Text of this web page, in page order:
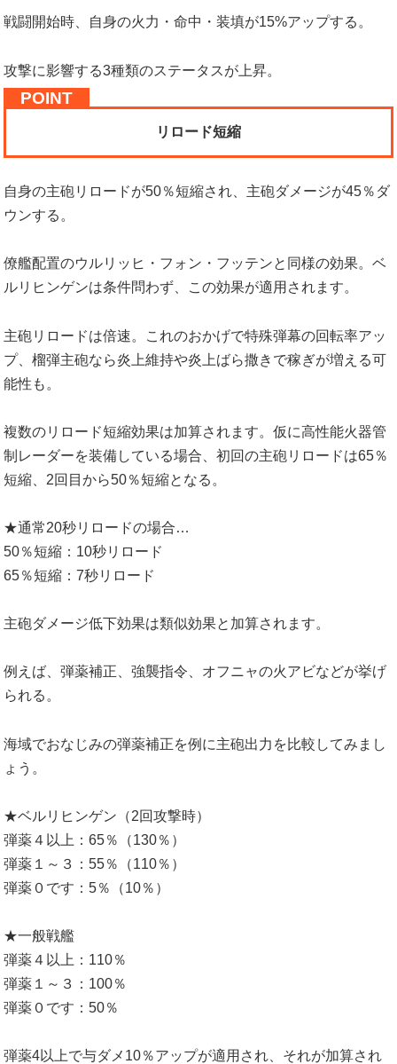
戦闘開始時、自身の火力・命中・装填が15%アップする。
攻撃に影響する3種類のステータスが上昇。
リロード短縮
自身の主砲リロードが50％短縮され、主砲ダメージが45％ダ
ウンする。
僚艦配置のウルリッヒ・フォン・フッテンと同様の効果。ベ
ルリヒンゲンは条件問わず、この効果が適用されます。
主砲リロードは倍速。これのおかげで特殊弾幕の回転率アッ
プ、榴弾主砲なら炎上維持や炎上ばら撒きで稼ぎが増える可
能性も。
複数のリロード短縮効果は加算されます。仮に高性能火器管
制レーダーを装備している場合、初回の主砲リロードは65％
短縮、2回目から50％短縮となる。
★通常20秒リロードの場合…
50％短縮：10秒リロード
65％短縮：7秒リロード
主砲ダメージ低下効果は類似効果と加算されます。
例えば、弾薬補正、強襲指令、オフニャの火アビなどが挙げ
られる。
海域でおなじみの弾薬補正を例に主砲出力を比較してみまし
ょう。
★ベルリヒンゲン（2回攻撃時）
弾薬４以上：65％（130％）
弾薬１～３：55％（110％）
弾薬０です：5％（10％）
★一般戦艦
弾薬４以上：110％
弾薬１～３：100％
弾薬０です：50％
弾薬4以上で与ダメ10％アップが適用され、それが加算され